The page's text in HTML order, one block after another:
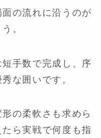
の流れに沿うのが
。
手数で完成し、序
な囲いです。
の柔軟さも求めら
ら実戦で何度も指